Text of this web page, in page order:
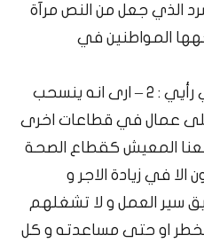
الذي جعل من النص مرآة
المواطنين في
++ للنص نزعة اصلاحية ابدي رأيي : 2 – ارى انه ينسحب
على عمال في قطاعات اخرى
المعيش كقطاع الصحة
الا في زيادة الاجر و
سير العمل و لا تشغلهم
او حتى مساعدته و كل